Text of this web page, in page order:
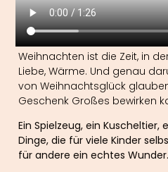
Weihnachten ist die Zeit, in
Liebe, Wärme. Und genau
von Weihnachtsglück
Geschenk Großes bewirken
Ein Spielzeug, ein Kuscheltier,
Dinge, die für viele Kinder
für andere ein echtes Wunder.